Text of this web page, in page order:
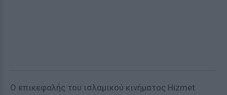
Ο επικεφαλής του ισλαμικού κινήματος Hizmet